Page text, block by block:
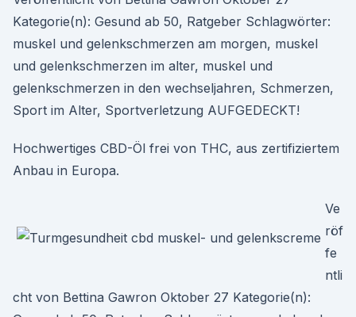
Kategorie(n): Gesund ab 50, Ratgeber Schlagwörter:
muskel und gelenkschmerzen am morgen, muskel
und gelenkschmerzen im alter, muskel und
gelenkschmerzen in den wechseljahren, Schmerzen,
Sport im Alter, Sportverletzung AUFGEDECKT!
Hochwertiges CBD-Öl frei von THC, aus zertifiziertem
Anbau in Europa.
Ve
röf
fe
ntli
cht von Bettina Gawron Oktober 27 Kategorie(n):